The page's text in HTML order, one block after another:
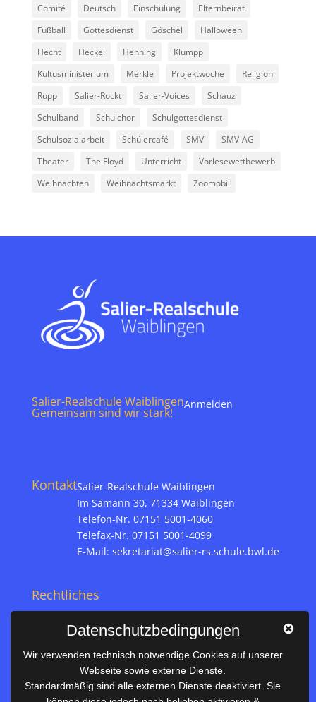
Comité
Deutsch Einschulung
Elternbeirat
Fußball
Gottesdienst Göschel
Halloween
Hecht
Heckel Henning
Klumpp
Kultusministerium
Merkle Projektwoche
Religion
Rupp
Salier-Rockt Salier-Voices
Schauz
Schulband
Schulchor
Schulgottesdienst
Schulsozialarbeit
Schülercafé SMV
SMV-AG
Theater
The Floyd Unterricht
Vorlesewettbewerb
Weihnachten
Weihnachtsmarkt Zoomobil
Salier-Realschule Waiblingen
Gemeinsam sind wir stark!
Anmelden
KontaktSalier-Realschule Waiblingen
Im Sämann 30, 71334 Waiblingen
Telefon-Nr. 07151 5001-4060
Telefax-Nr. 07151 5001-4099
E-Mail: sekretariat@salier-rs.schule.bwl.de
Rechtliches
Datenschutz
Nützliches
Datenschutzbedingungen
Wir verwenden technisch notwendige Cookies auf unserer
Webseite sowie externe Dienste.
Standardmäßig sind alle externen Dienste deaktiviert. Sie